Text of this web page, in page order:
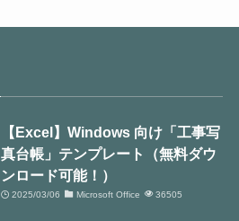
【Excel】Windows 向け「工事写
真台帳」テンプレート（無料ダウ
ンロード可能！）
2025/03/06 Microsoft Office 36505